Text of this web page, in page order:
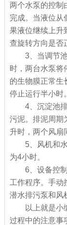
两个水泵的控制
完成。当液位从
果液位继续上升
查旋转方向是否
3、当调节池
时，两台水泵将
的生物膜正常生
停止运行半小时。
4、沉淀池排
污泥。排泥周期
升时，两个风扇
5、风机和水
为4小时。
6、设备控制
工作程序。手动
潜水排污泵和风
以上就是小
过程中的注意事